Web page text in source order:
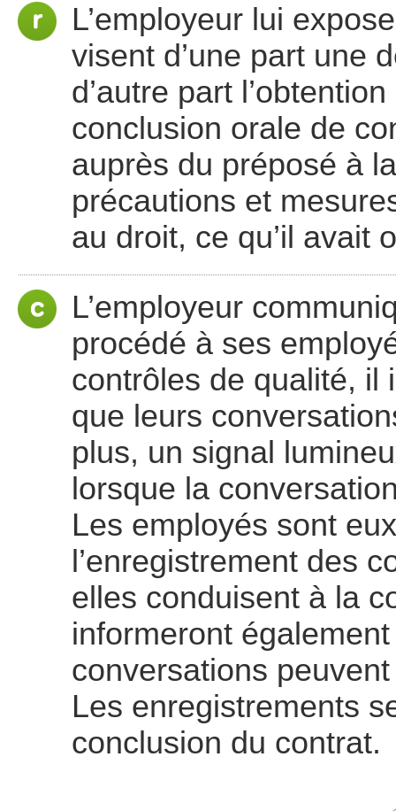
L’employeur lui
visent d’une part une
d’autre part
conclusion orale de
auprès du préposé à
précautions et
au droit, ce qu’il avait
L’employeur
procédé à ses
contrôles de qualité, il
que leurs
plus, un signal
lorsque la
Les employés sont
l’enregistrement des
elles conduisent à la
informeront
conversations
Les enregistrements
conclusion du contrat.